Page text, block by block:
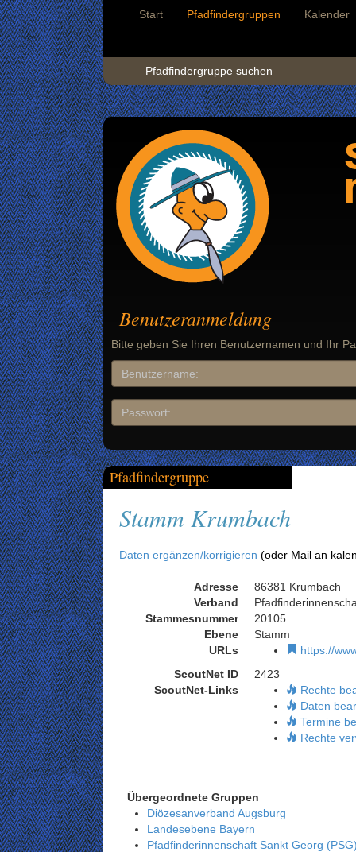
Start Pfadfindergruppen Kalender
Pfadfindergruppe suchen
Benutzeranmeldung
Bitte geben Sie Ihren Benutzernamen und Ihr
Pfadfindergruppe
Stamm Krumbach
Daten ergänzen/korrigieren (oder Mail an
Adresse
86381 Krumbach
Verband
Stammesnummer
20105
Ebene
Stamm
URLs
https://
ScoutNet ID
2423
ScoutNet-Links
Rechte
Daten
Termine
Rechte
Übergeordnete Gruppen
Diözesanverband Augsburg
Landesebene Bayern
Pfadfinderinnenschaft Sankt Georg